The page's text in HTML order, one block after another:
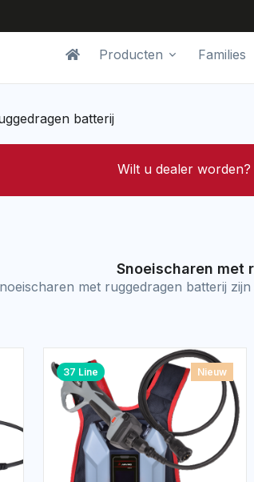
Producten Families
batterij
Wilt u dealer worden?
Snoeischaren met
met ruggedragen batterij
37 Line Nieuw